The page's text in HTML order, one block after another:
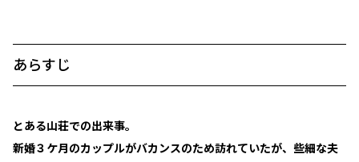
あらすじ
とある山荘での出来事。
新婚３ケ月のカップルがバカンスのため訪れていたが、些細な夫